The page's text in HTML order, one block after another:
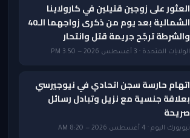
العثور على زوجين قتيلين في كارولاينا
الشمالية بعد يوم من ذكرى زواجهما الـ40
والشرطة ترجّح جريمة قتل وانتحار
الولايات المتحدة · 3 أغسطس 2026 — 3:50 PM
اتهام حارسة سجن اتحادي في نيوجيرسي
بعلاقة جنسية مع نزيل وتبادل رسائل
صريحة
نيويورك اليوم · 4 أغسطس 2026 — 8:20 AM